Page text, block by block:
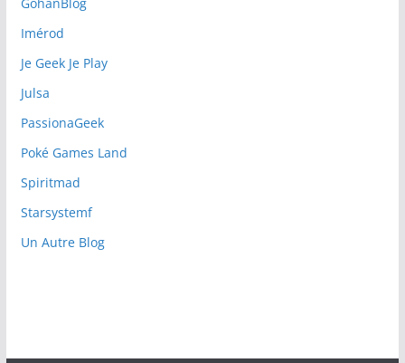
Imérod
Je Geek Je Play
Julsa
PassionaGeek
Poké Games Land
Spiritmad
Starsystemf
Un Autre Blog